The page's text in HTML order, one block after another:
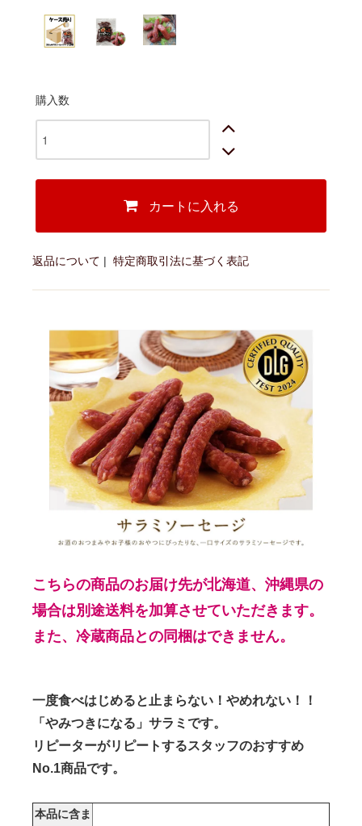
購入数
カートに入れる
返品について | 特定商取引法に基づく表記
こちらの商品のお届け先が北海道、沖縄県の
場合は別途送料を加算させていただきます。
また、冷蔵商品との同梱はできません。
一度食べはじめると止まらない！やめれない！！
「やみつきになる」サラミです。
リピーターがリピートするスタッフのおすすめ
No.1商品です。
本品に含ま